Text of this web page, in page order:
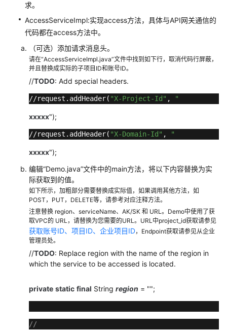
例
权
限
策
略
授
修
订
记
录
用
户
布
区
求。
AccessServiceImpl:实现access方法，具体与API网关通信的
代码都在access方法中。
（可选）添加请求消息头。
请在“AccessServiceImpl.java”文件中找到如下行，取消代码行屏蔽，
并且替换成实际的子项目ID和账号ID。
//TODO: Add special headers.
//request.addHeader( "X-Project-Id" , "
xxxxx");
//request.addHeader( "X-Domain-Id" , "
xxxxx");
编辑“Demo.java”文件中的main方法，将以下内容替换为实
际获取到的值。
如下所示，加粗部分需要替换成实际值，如果调用其他方法，如
POST，PUT，DELETE等，请参考对应注释方法。
注意替换 region、serviceName、AK/SK 和 URL。Demo中使用了获
取VPC的 URL，请替换为您需要的URL。URL中project_id获取请参见
获取账号ID、项目ID、企业项目ID，Endpoint获取请参见从企业
管理员处。
//TODO: Replace region with the name of the region in
which the service to be accessed is located.
private static final String region = "";
//